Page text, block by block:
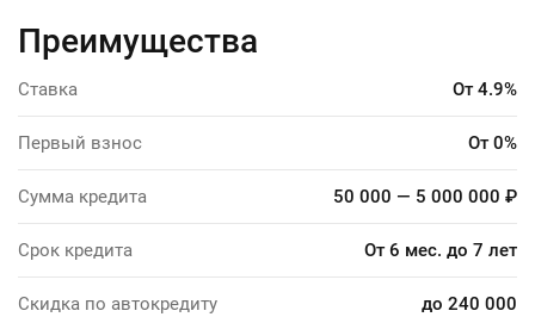
Преимущества
Ставка От 4.9%
Первый взнос От 0%
Сумма кредита 50 000 — 5 000 000 ₽
Срок кредита От 6 мес. до 7 лет
Скидка по автокредиту до 240 000